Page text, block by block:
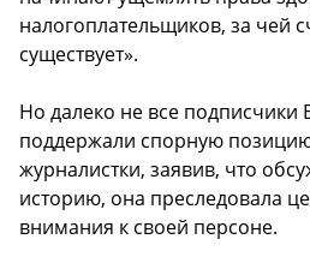
налогоплательщиков, за чей
существует».
Но далеко не все
поддержали спорную
журналистки, заявив, что
историю, она преследовала
внимания к своей персоне.